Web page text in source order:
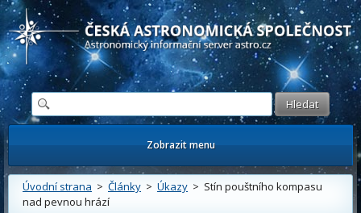
Česká astronomická společnost - Informační astronomický server
Zobrazit menu
Úvodní strana > Články > Úkazy > Stín pouštního kompasu
nad pevnou hrází